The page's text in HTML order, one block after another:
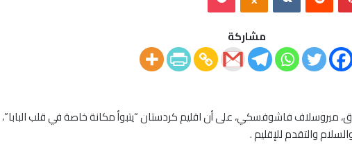
مشاركة
ميروسلاف فاشوفسكي، على أن اقليم كردستان “يتبوأ مكانة خاصة في قلب البابا”،
والتقدم للإقليم .